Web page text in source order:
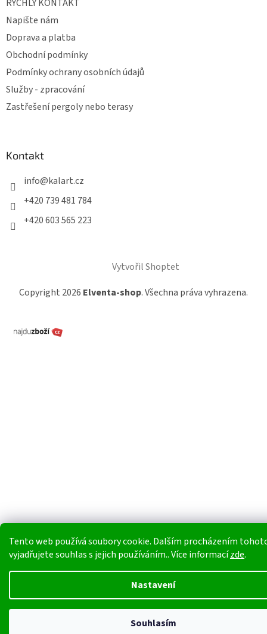
Tento web používá soubory cookie. Dalším procházením
vyjadřujete souhlas s jejich používáním.. Více informacízde.
Nastavení
Souhlasím
RYCHLÝ KONTAKT
Napište nám
Doprava a platba
Obchodní podmínky
Podmínky ochrany osobních údajů
Služby - zpracování
Zastřešení pergoly nebo terasy
Kontakt
info@kalart.cz
+420 739 481 784
+420 603 565 223
Vytvořil Shoptet
Copyright 2026 Elventa-shop. Všechna práva vyhrazena.